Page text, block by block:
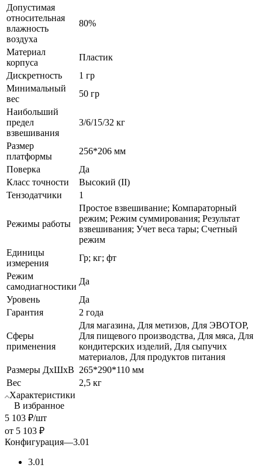
Допустимая
относительная
влажность
воздуха
80%
Материал
корпуса
Пластик
Дискретность
1 гр
Минимальный
вес
50 гр
Наибольший
предел
взвешивания
3/6/15/32 кг
Размер
платформы
256*206 мм
Поверка
Да
Класс точности
Высокий (II)
Тензодатчики
1
Режимы работы
Простое взвешивание; Компараторный
режим; Режим суммирования; Результат
взвешивания; Учет веса тары; Счетный
режим
Единицы
измерения
Гр; кг; фт
Режим
самодиагностики
Да
Уровень
Да
Гарантия
2 года
Сферы
применения
Для магазина, Для метизов, Для ЭВОТОР,
Для пищевого производства, Для мяса, Для
кондитерских изделий, Для сыпучих
материалов, Для продуктов питания
Размеры ДхШхВ 265*290*110 мм
Вес
2,5 кг
Характеристики
В избранное
5 103 ₽/шт
от 5 103 ₽
Конфигурация—3.01
3.01